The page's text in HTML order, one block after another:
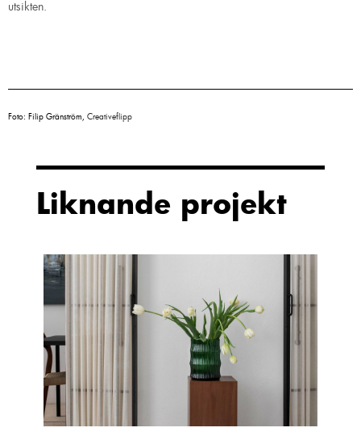
utsikten.
Foto: Filip Gränström, Creativeflipp
Liknande projekt